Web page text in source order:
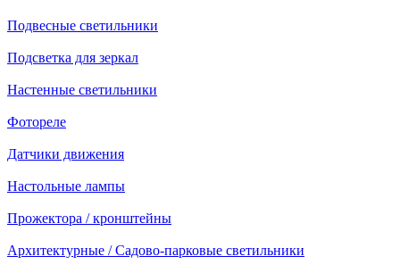
Подвесные светильники
Подсветка для зеркал
Настенные светильники
Фотореле
Датчики движения
Настольные лампы
Прожектора / кронштейны
Архитектурные / Садово-парковые светильники